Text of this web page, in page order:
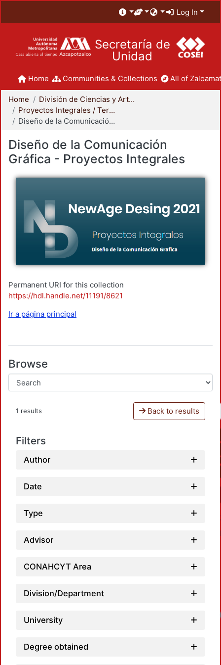
Log In
Secretaría de
Unidad
Home Communities & Collections All of
Home
División de Ciencias y Artes para el Diseño
Proyectos Integrales / Terminales - Licenciatura
Diseño de la Comunicación Gráfica - Proyectos Integrales
Diseño de la Comunicación
Gráfica - Proyectos Integrales
Permanent URI for this collection
https://hdl.handle.net/11191/8621
Ir a página principal
Browse
1 results Back to results
Filters
Author
Date
Type
Advisor
CONAHCYT Area
Division/Department
University
Degree obtained